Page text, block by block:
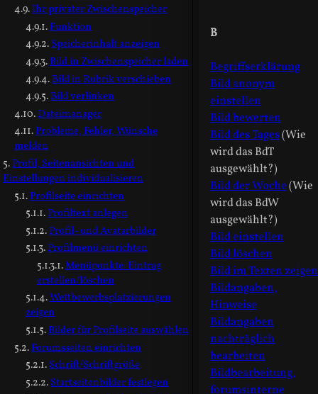
Ihr privater Zwischenspeicher
Funktion
Speicherinhalt anzeigen
Bild in Zwischenspeicher laden
Bild in Rubrik verschieben
Bild verlinken
Dateimanager
Probleme, Fehler, Wünsche
melden
Profil, Seitenansichten und
Einstellungen individualisieren
Profilseite einrichten
Profiltext anlegen
Profil- und Avatarbilder
Profilmenü einrichten
Menüpunkte: Eintrag
erstellen/löschen
Wettbewerbsplatzierungen
zeigen
Bilder für Profilseite auswählen
Forumsseiten einrichten
Schrift/Schriftgröße
Startseitenbilder festlegen
B
Begriffserklärung
Bild anonym
einstellen
Bild bewerten
Bild des Tages(Wie
wird das BdT
ausgewählt?)
Bild der Woche(Wie
wird das BdW
ausgewählt?)
Bild einstellen
Bild löschen
Bild im Texten zeigen
Bildangaben,
Hinweise
Bildangaben
nachträglich
bearbeiten
Bildbearbeitung,
forumsinterne